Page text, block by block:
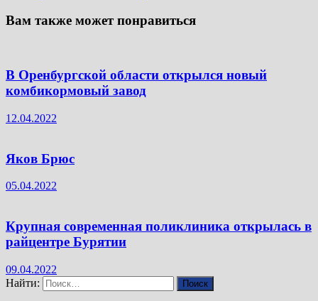
Вам также может понравиться
В Оренбургской области открылся новый
комбикормовый завод
12.04.2022
Яков Брюс
05.04.2022
Крупная современная поликлиника открылась в
райцентре Бурятии
09.04.2022
Найти: